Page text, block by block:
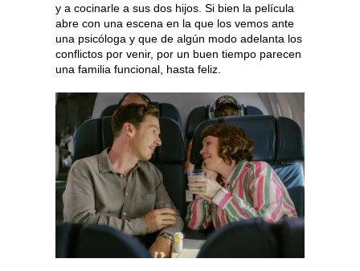
y a cocinarle a sus dos hijos. Si bien la película
abre con una escena en la que los vemos ante
una psicóloga y que de algún modo adelanta los
conflictos por venir, por un buen tiempo parecen
una familia funcional, hasta feliz.